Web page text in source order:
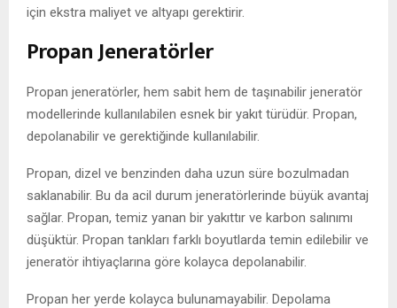
için ekstra maliyet ve altyapı gerektirir.
Propan Jeneratörler
Propan jeneratörler, hem sabit hem de taşınabilir jeneratör
modellerinde kullanılabilen esnek bir yakıt türüdür. Propan,
depolanabilir ve gerektiğinde kullanılabilir.
Propan, dizel ve benzinden daha uzun süre bozulmadan
saklanabilir. Bu da acil durum jeneratörlerinde büyük avantaj
sağlar. Propan, temiz yanan bir yakıttır ve karbon salınımı
düşüktür. Propan tankları farklı boyutlarda temin edilebilir ve
jeneratör ihtiyaçlarına göre kolayca depolanabilir.
Propan her yerde kolayca bulunamayabilir. Depolama